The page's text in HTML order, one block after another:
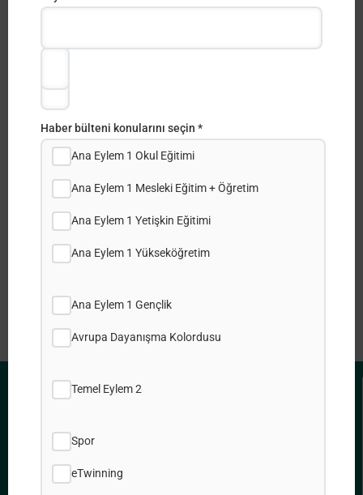
Facebook
LinkedIn
Gizlilik Politikası
Çerez Politikamız
Site Haritası
Haber bülteni konularını seçin *
Ana Eylem 1 Okul Eğitimi
Ana Eylem 1 Mesleki Eğitim + Öğretim
Ana Eylem 1 Yetişkin Eğitimi
Ana Eylem 1 Yükseköğretim
Ana Eylem 1 Gençlik
Avrupa Dayanışma Kolordusu
Temel Eylem 2
Spor
eTwinning